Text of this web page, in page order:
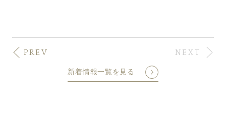
PREV NEXT
新着情報一覧を見る